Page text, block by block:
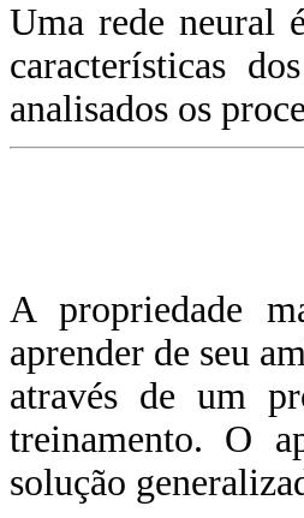
Uma rede neural
características
analisados os
A propriedade
aprender de seu
através de um
treinamento. O
solução